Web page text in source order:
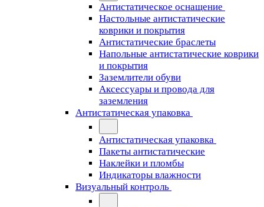
Антистатическое оснащение
Настольные антистатические
коврики и покрытия
Антистатические браслеты
Напольные антистатические коврики
и покрытия
Заземлители обуви
Аксессуары и провода для
заземления
Антистатическая упаковка
Антистатическая упаковка
Пакеты антистатические
Наклейки и пломбы
Индикаторы влажности
Визуальный контроль